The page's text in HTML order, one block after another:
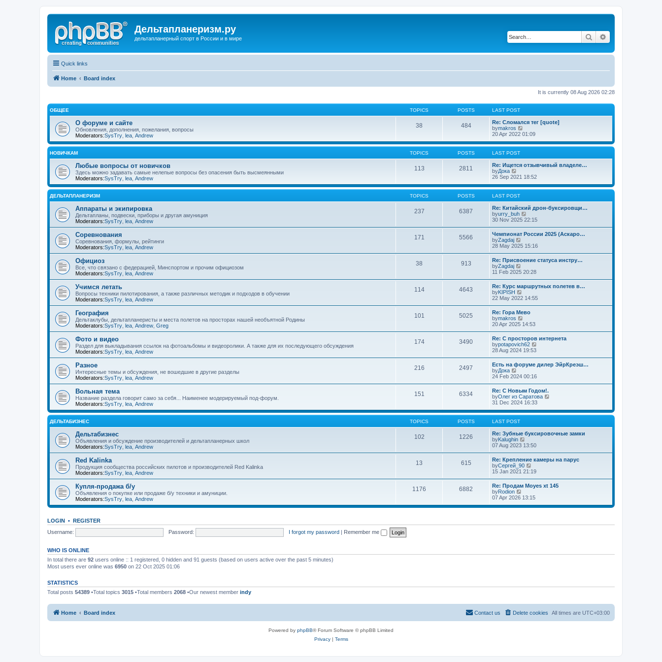
Дельтапланеризм.ру
дельтапланерный спорт в России и в мире Search
Quick links
Home Board index
It is currently 08 Aug 2026 02:28
ОБЩЕЕ TOPICS POSTS LAST POST
О форуме и сайте
Обновления, дополнения, пожелания, вопросы
Moderators:SysTry lea Andrew
38 484
Re: Сломался тег [quote]
bymakros
i
w
e
l
a
t
e
o
s
t
20 Apr 2022 01:09
НОВИЧКАМ TOPICS POSTS LAST POST
Любые вопросы от новичков
Здесь можно задавать самые нелепые вопросы без опасения быть высмеянными
Moderators:SysTry lea Andrew
113 2811
Re: Ищется отзывчивый владеле…
byДока
i
w
t
e
l
a
t
e
s
t
p
o
s
t
26 Sep 2021 18:52
ДЕЛЬТАПЛАНЕРИЗМ TOPICS POSTS LAST POST
Аппараты и экипировка
Дельтапланы, подвески, приборы и другая амуниция
Moderators:SysTry lea Andrew
237 6387
Re: Китайский дрон-буксировщи…
byurry_buh
i
w
t
h
e
l
a
e
s
t
p
o
s
t
30 Nov 2025 22:15
Соревнования
Соревнования, формулы, рейтинги
Moderators:SysTry lea Andrew
171 5566
Чемпионат России 2025 (Аскаро…
byZagdaj
i
t
h
e
l
a
t
e
s
t
p
o
s
t
28 May 2025 15:16
Официоз
Все, что связано с федерацией, Минспортом и прочим официозом
Moderators:SysTry lea Andrew
38 913
Re: Присвоение статуса инстру…
byZagdaj
i
t
h
e
l
a
t
e
s
t
p
o
s
t
11 Feb 2025 20:28
Учимся летать
Вопросы техники пилотирования, а также различных методик и подходов в обучении
Moderators:SysTry lea Andrew
114 4643
Re: Курс маршрутных полетев в…
byKIPISH
i
t
h
e
l
a
t
e
s
t
p
o
s
t
22 May 2022 14:55
География
Дельтаклубы, дельтапланеристы и места полетов на просторах нашей необъятной Родины
Moderators:SysTry lea Andrew Greg
101 5025
Re: Гора Мево
bymakros
i
t
h
e
l
a
e
s
t
p
o
s
t
20 Apr 2025 14:53
Фото и видео
Раздел для выкладывания ссылок на фотоальбомы и видеоролики. А также для их последующего обсуждения
Moderators:SysTry lea Andrew
174 3490
Re: C просторов интернета
bypotapovich62
t
l
a
t
e
s
t
o
s
28 Aug 2024 19:53
Разное
Интересные темы и обсуждения, не вошедшие в другие разделы
Moderators:SysTry lea Andrew
216 2497
Есть на форуме дилер ЭйрКреэш…
byДока
i
t
h
e
l
a
t
e
s
t
p
o
s
24 Feb 2024 00:16
Вольная тема
Название раздела говорит само за себя... Наименее модерируемый под-форум.
Moderators:SysTry lea Andrew
151 6334
Re: С Новым Годом!.
byОлег из Саратова
w
e
l
e
s
o
s
31 Dec 2024 16:33
ДЕЛЬТАБИЗНЕС TOPICS POSTS LAST POST
Дельтабизнес
Объявления и обсуждение производителей и дельтапланерных школ
Moderators:SysTry lea Andrew
102 1226
Re: Зубные буксировочные замки
byKalughin
i
t
h
e
l
a
e
s
t
07 Aug 2023 13:50
Red Kalinka
Продукция сообщества российских пилотов и производителей Red Kalinka
Moderators:SysTry lea Andrew
13 615
Re: Крепление камеры на парус
byСергей_90
i
t
h
e
l
e
s
15 Jan 2021 21:19
Купля-продажа б/у
Объявления о покупке или продаже б/у техники и амуниции.
Moderators:SysTry lea Andrew
1176 6882
Re: Продам Moyes xt 145
byRodion
i
w
e
s
t
07 Apr 2026 13:15
LOGIN • REGISTER
Username:
Password: I forgot my password | Remember me
WHO IS ONLINE
In total there are 92 users online :: 1 registered, 0 hidden and 91 guests (based on users active over the past 5 minutes)
Most users ever online was 6950 on 22 Oct 2025 01:06
STATISTICS
Total posts 54389 •Total topics 3015 •Total members 2068 •Our newest member indy
Home Board index All times are UTC+03:00
Delete cookies
Contact us
Powered by phpBB® Forum Software © phpBB Limited
Privacy| Terms